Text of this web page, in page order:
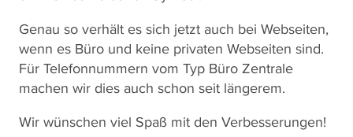
Genau so verhält es sich jetzt auch bei Webseiten,
wenn es Büro und keine privaten Webseiten sind.
Für Telefonnummern vom Typ Büro Zentrale
machen wir dies auch schon seit längerem.
Wir wünschen viel Spaß mit den Verbesserungen!